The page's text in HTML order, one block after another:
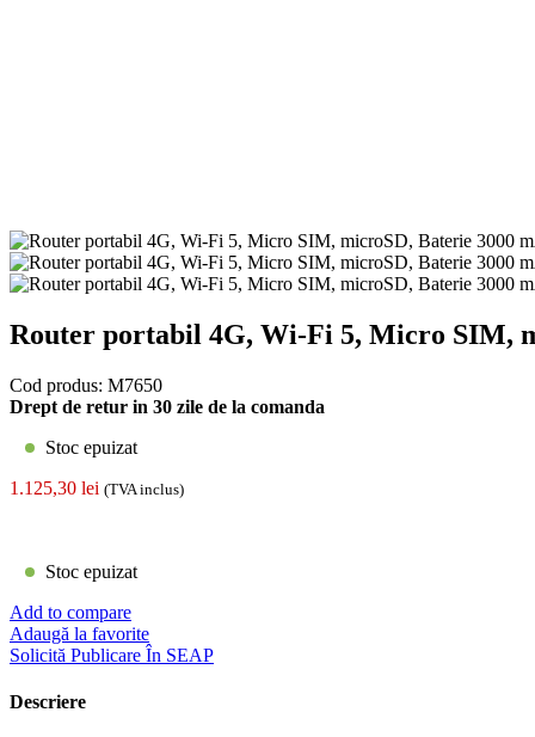
Router portabil 4G, Wi-Fi 5, Micro SIM,
Cod produs: M7650
Drept de retur in 30 zile de la comanda
Stoc epuizat
1.125,30 lei (TVA inclus)
Stoc epuizat
Add to compare
Adaugă la favorite
Solicită Publicare În SEAP
Descriere